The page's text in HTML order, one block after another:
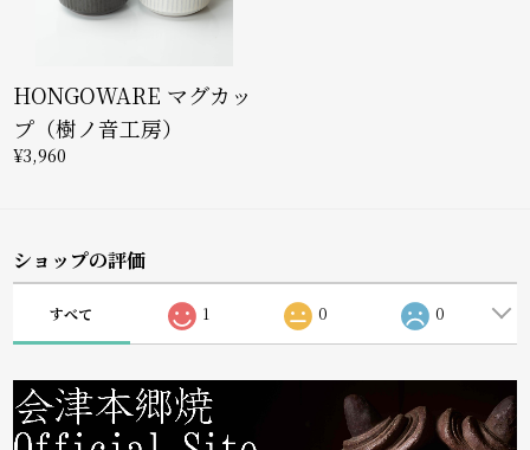
HONGOWARE マグカッ
プ（樹ノ音工房）
¥3,960
ショップの評価
すべて 1 0 0